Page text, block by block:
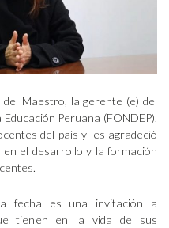
Maestro, la gerente (e) del
Peruana (FONDEP),
del país y les agradeció
el desarrollo y la formación
fecha es una invitación a
tienen en la vida de sus